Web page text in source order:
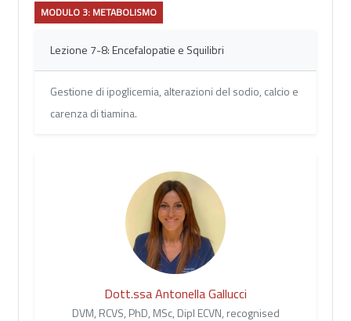
MODULO 3: METABOLISMO
Lezione 7-8: Encefalopatie e Squilibri
Gestione di ipoglicemia, alterazioni del sodio, calcio e
carenza di tiamina.
Dott.ssa Antonella Gallucci
DVM, RCVS, PhD, MSc, Dipl ECVN, recognised